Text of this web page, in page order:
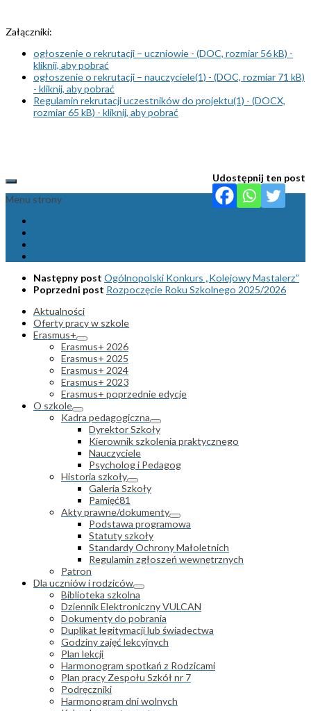
Załączniki:
ogłoszenie o rekrutacji – uczniowie - (DOC, rozmiar 56 kB) -
kliknij, aby pobrać
ogłoszenie o rekrutacji – nauczyciele(1) - (DOC, rozmiar 71 kB)
- kliknij, aby pobrać
Regulamin rekrutacji uczestników do projektu(1) - (DOCX,
rozmiar 65 kB) - kliknij, aby pobrać
Udostępnij ten post
Menu strony
Następny post Ogólnopolski Konkurs „Kolejowy Mastalerz”
Poprzedni post Rozpoczęcie Roku Szkolnego 2025/2026
Aktualności
Oferty pracy w szkole
Erasmus+
Erasmus+ 2026
Erasmus+ 2025
Erasmus+ 2024
Erasmus+ 2023
Erasmus+ poprzednie edycje
O szkole
Kadra pedagogiczna
Dyrektor Szkoły
Kierownik szkolenia praktycznego
Nauczyciele
Psycholog i Pedagog
Historia szkoły
Galeria Szkoły
Pamięć81
Akty prawne/dokumenty
Podstawa programowa
Statuty szkoły
Standardy Ochrony Małoletnich
Regulamin zgłoszeń wewnętrznych
Patron
Dla uczniów i rodziców
Biblioteka szkolna
Dziennik Elektroniczny VULCAN
Dokumenty do pobrania
Duplikat legitymacji lub świadectwa
Godziny zajęć lekcyjnych
Plan lekcji
Harmonogram spotkań z Rodzicami
Plan pracy Zespołu Szkół nr 7
Podręczniki
Harmonogram dni wolnych